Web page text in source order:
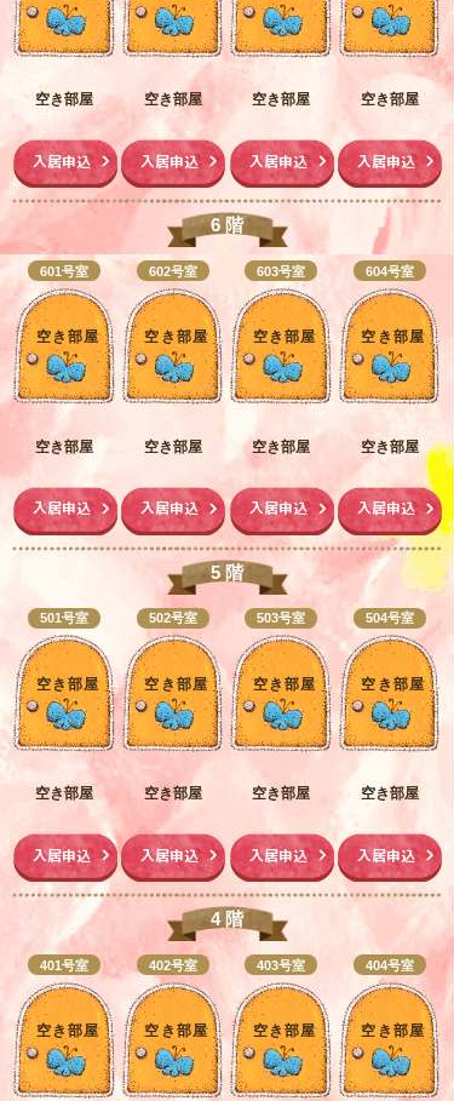
虹の谷
星空台
妖精の森
空き部屋
入居申込
空き部屋
入居申込
空き部屋
入居申込
空き部屋
入居申込
6 階
601号室
空き部屋
空き部屋
入居申込
602号室
空き部屋
空き部屋
入居申込
603号室
空き部屋
空き部屋
入居申込
604号室
空き部屋
空き部屋
入居申込
5 階
501号室
空き部屋
空き部屋
入居申込
502号室
空き部屋
空き部屋
入居申込
503号室
空き部屋
空き部屋
入居申込
504号室
空き部屋
空き部屋
入居申込
4 階
401号室
空き部屋
402号室
空き部屋
403号室
空き部屋
404号室
空き部屋